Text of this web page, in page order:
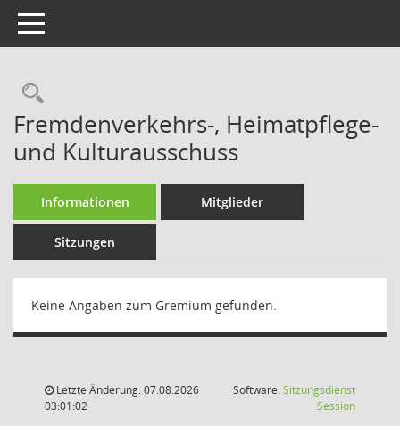
Toggle navigation
Rechercheauswahl
Fremdenverkehrs-, Heimatpflege-
und Kulturausschuss
Informationen Mitglieder
Sitzungen
Keine Angaben zum Gremium gefunden.
Letzte Änderung: 07.08.2026
03:01:02
Software:Sitzungsdienst
Session(Wird in